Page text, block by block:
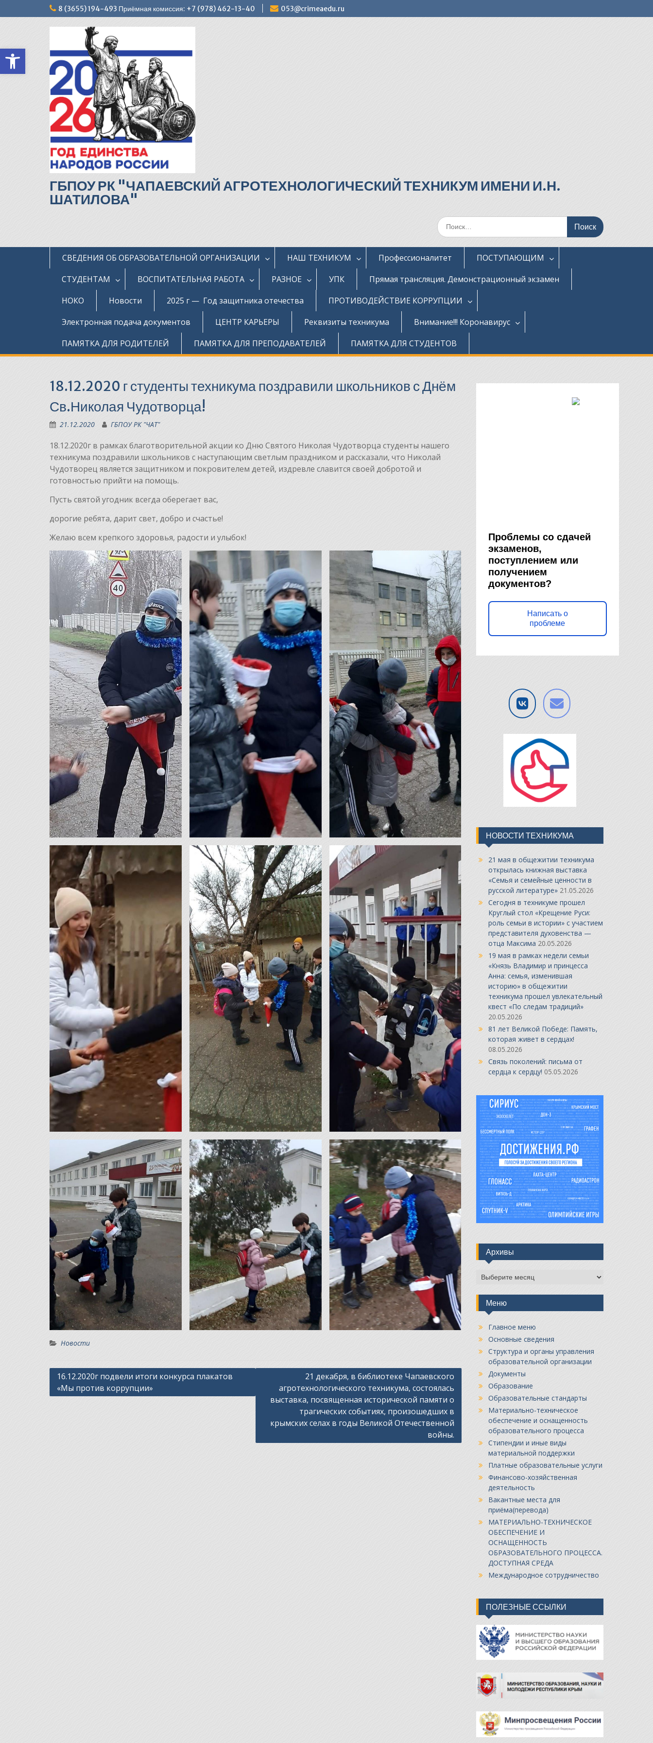
Открыть панель инструментов
к
содержимому
8 (3655) 194-493 Приёмная комиссия: +7 (978) 462-13-40 053@crimeaedu.ru
ГБПОУ РК "ЧАПАЕВСКИЙ АГРОТЕХНОЛОГИЧЕСКИЙ ТЕХНИКУМ ИМЕНИ И.Н.
ШАТИЛОВА"
Поиск
по:
СВЕДЕНИЯ ОБ ОБРАЗОВАТЕЛЬНОЙ ОРГАНИЗАЦИИ НАШ ТЕХНИКУМ Профессионалитет
ПОСТУПАЮЩИМ
СТУДЕНТАМ
ВОСПИТАТЕЛЬНАЯ РАБОТА РАЗНОЕ УПК
Прямая трансляция. Демонстрационный экзамен
НОКО
Новости 2025 г — Год защитника отечества
ПРОТИВОДЕЙСТВИЕ КОРРУПЦИИ
Электронная подача документов
ЦЕНТР КАРЬЕРЫ Реквизиты техникума
Внимание!!! Коронавирус
ПАМЯТКА ДЛЯ РОДИТЕЛЕЙ
ПАМЯТКА ДЛЯ ПРЕПОДАВАТЕЛЕЙ ПАМЯТКА ДЛЯ СТУДЕНТОВ
18.12.2020 г студенты техникума поздравили школьников с Днём
Св.Николая Чудотворца!
21.12.2020 ГБПОУ РК "ЧАТ"
18.12.2020г в рамках благотворительной акции ко Дню Святого Николая Чудотворца студенты нашего
техникума поздравили школьников с наступающим светлым праздником и рассказали, что Николай
Чудотворец является защитником и покровителем детей, издревле славится своей добротой и
готовностью прийти на помощь.
Пусть святой угодник всегда оберегает вас,
дорогие ребята, дарит свет, добро и счастье!
Желаю всем крепкого здоровья, радости и улыбок!
Новости
Навигация
по
записям
16.12.2020г подвели итоги конкурса плакатов
«Мы против коррупции»
21 декабря, в библиотеке Чапаевского
агротехнологического техникума, состоялась
выставка, посвященная исторической памяти о
трагических событиях, произошедших в
крымских селах в годы Великой Отечественной
войны.
Проблемы со сдачей
экзаменов,
поступлением или
получением
документов?
Написать о
проблеме
НОВОСТИ ТЕХНИКУМА
21 мая в общежитии техникума
открылась книжная выставка
«Семья и семейные ценности в
русской литературе» 21.05.2026
Сегодня в техникуме прошел
Круглый стол «Крещение Руси:
роль семьи в истории» с участием
представителя духовенства —
отца Максима 20.05.2026
19 мая в рамках недели семьи
«Князь Владимир и принцесса
Анна: семья, изменившая
историю» в общежитии
техникума прошел увлекательный
квест «По следам традиций»
20.05.2026
81 лет Великой Победе: Память,
которая живет в сердцах!
08.05.2026
Связь поколений: письма от
сердца к сердцу! 05.05.2026
Архивы
Архивы
Меню
Главное меню
Основные сведения
Структура и органы управления
образовательной организации
Документы
Образование
Образовательные стандарты
Материально-техническое
обеспечение и оснащенность
образовательного процесса
Стипендии и иные виды
материальной поддержки
Платные образовательные услуги
Финансово-хозяйственная
деятельность
Вакантные места для
приёма(перевода)
МАТЕРИАЛЬНО-ТЕХНИЧЕСКОЕ
ОБЕСПЕЧЕНИЕ И
ОСНАЩЕННОСТЬ
ОБРАЗОВАТЕЛЬНОГО ПРОЦЕССА.
ДОСТУПНАЯ СРЕДА
Международное сотрудничество
ПОЛЕЗНЫЕ ССЫЛКИ